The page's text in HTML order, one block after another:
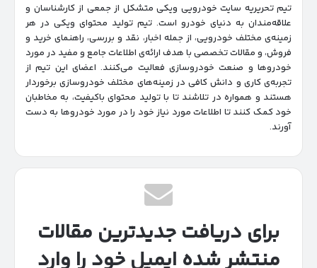
تیم تحریریه سایت خودرویی ویکی متشکل از جمعی از کارشناسان و
علاقه‌مندان به دنیای خودرو است. تیم تولید محتوای ویکی در هر
زمینه‌‌ی مختلف خودرویی، از جمله اخبار، نقد و بررسی، راهنمای خرید و
فروش، و مقالات تخصصی با هدف ارائه‌ی اطلاعات جامع و مفید در مورد
خودروها و صنعت خودروسازی فعالیت می‌کنند. اعضای این تیم از
تجربه‌ی کاری و دانش کافی در زمینه‌های مختلف خودروسازی برخوردار
هستند و همواره در تلاشند تا با تولید محتوای باکیفیت، به مخاطبان
خود کمک کنند تا اطلاعات مورد نیاز خود را در مورد خودروها به دست
آورند.
برای دریافت جدیدترین مقالات
منتشر شده ایمیل خود را وارد